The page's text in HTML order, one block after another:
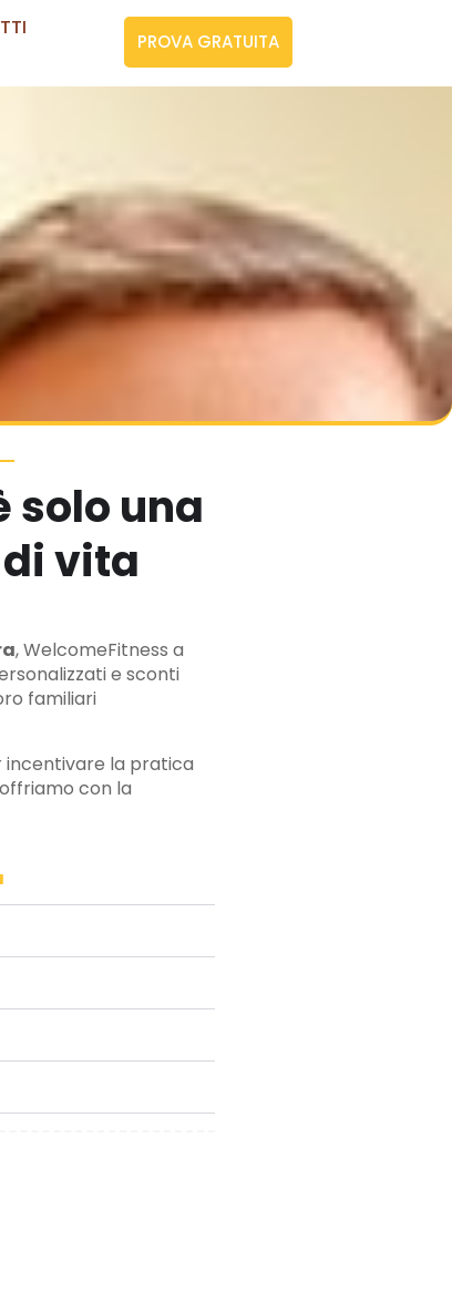
PROVA GRATUITA
solo una
vita
, WelcomeFitness a
e sconti
familiari
la pratica
con la